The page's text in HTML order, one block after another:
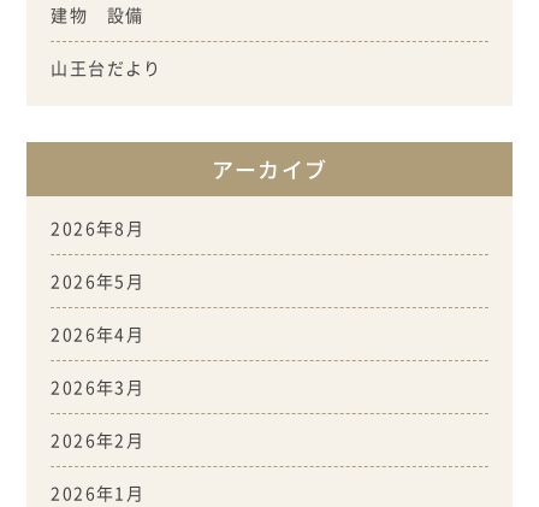
建物 設備
山王台だより
アーカイブ
2026年8月
2026年5月
2026年4月
2026年3月
2026年2月
2026年1月